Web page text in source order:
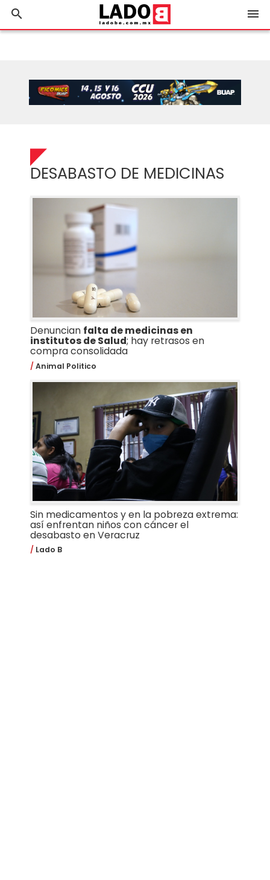
search menu
DESABASTO DE MEDICINAS
Denuncian falta de medicinas en
institutos de Salud; hay retrasos en
compra consolidada
Animal Politico
Sin medicamentos y en la pobreza extrema:
así enfrentan niños con cáncer el
desabasto en Veracruz
Lado B